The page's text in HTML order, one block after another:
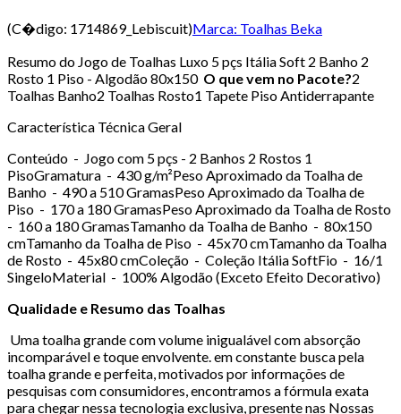
(C�digo: 1714869_Lebiscuit)Marca: Toalhas Beka
Resumo do Jogo de Toalhas Luxo 5 pçs Itália Soft 2 Banho 2
Rosto 1 Piso - Algodão 80x150 O que vem no Pacote?2
Toalhas Banho2 Toalhas Rosto1 Tapete Piso Antiderrapante
Característica Técnica Geral
Conteúdo - Jogo com 5 pçs - 2 Banhos 2 Rostos 1
PisoGramatura - 430 g/m²Peso Aproximado da Toalha de
Banho - 490 a 510 GramasPeso Aproximado da Toalha de
Piso - 170 a 180 GramasPeso Aproximado da Toalha de Rosto
- 160 a 180 GramasTamanho da Toalha de Banho - 80x150
cmTamanho da Toalha de Piso - 45x70 cmTamanho da Toalha
de Rosto - 45x80 cmColeção - Coleção Itália SoftFio - 16/1
SingeloMaterial - 100% Algodão (Exceto Efeito Decorativo)
Qualidade e Resumo das Toalhas
Uma toalha grande com volume inigualável com absorção
incomparável e toque envolvente. em constante busca pela
toalha grande e perfeita, motivados por informações de
pesquisas com consumidores, encontramos a fórmula exata
para chegar nessa tecnologia exclusiva, presente nas Nossas